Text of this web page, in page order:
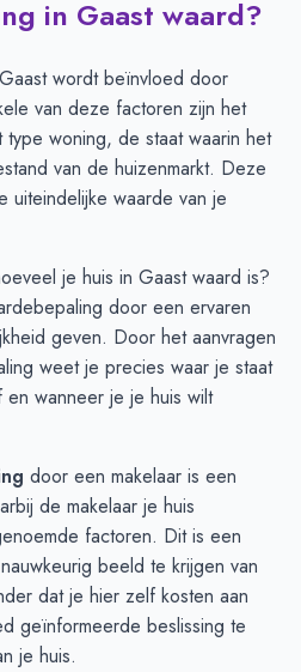
-Gaast
in Gaast waard?
wordt beïnvloed door
van deze factoren zijn het
woning, de staat waarin het
van de huizenmarkt. Deze
uiteindelijke waarde van je
je huis in Gaast waard is?
door een ervaren
geven. Door het aanvragen
weet je precies waar je staat
wanneer je je huis wilt
door een makelaar is een
de makelaar je huis
factoren. Dit is een
beeld te krijgen van
dat je hier zelf kosten aan
geïnformeerde beslissing te
je huis.